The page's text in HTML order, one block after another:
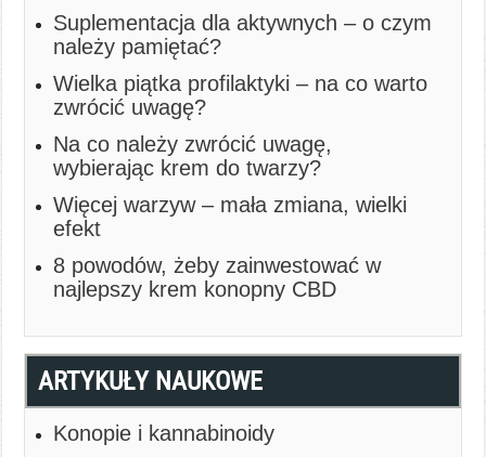
Suplementacja dla aktywnych – o czym
należy pamiętać?
Wielka piątka profilaktyki – na co warto
zwrócić uwagę?
Na co należy zwrócić uwagę,
wybierając krem do twarzy?
Więcej warzyw – mała zmiana, wielki
efekt
8 powodów, żeby zainwestować w
najlepszy krem konopny CBD
ARTYKUŁY NAUKOWE
Konopie i kannabinoidy